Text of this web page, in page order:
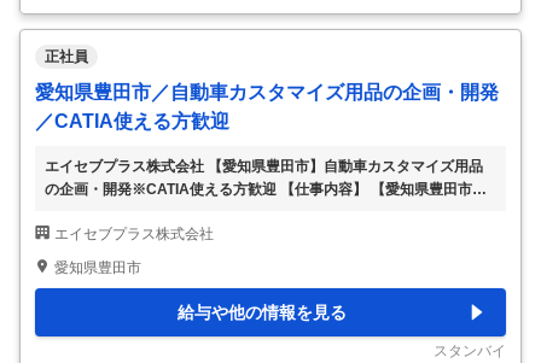
員採用を行っております。 ■業…
正社員
愛知県豊田市／自動車カスタマイズ用品の企画・開発
／CATIA使える方歓迎
エイセブプラス株式会社 【愛知県豊田市】自動車カスタマイズ用品
の企画・開発※CATIA使える方歓迎 【仕事内容】 【愛知県豊田市】
な仕事内容】 ■業務内容： 販売後の自動車向けの、カスタマイズ商品
の企画・開発をお任せします。 例：部品／自動運転の機能を追加 等
の流れ： 企画・検討⇒大枠の設計（CATIA利用）⇒詳細の開発は外
部へ委託（海外）となります。 英語を使える方は歓迎ですが、英語
ができない方でも他メンバーへの委託が可能ですのでご安心くださ
エイセブプラス株式会社
愛知県豊田市
給与や他の情報を見る
スタンバイ